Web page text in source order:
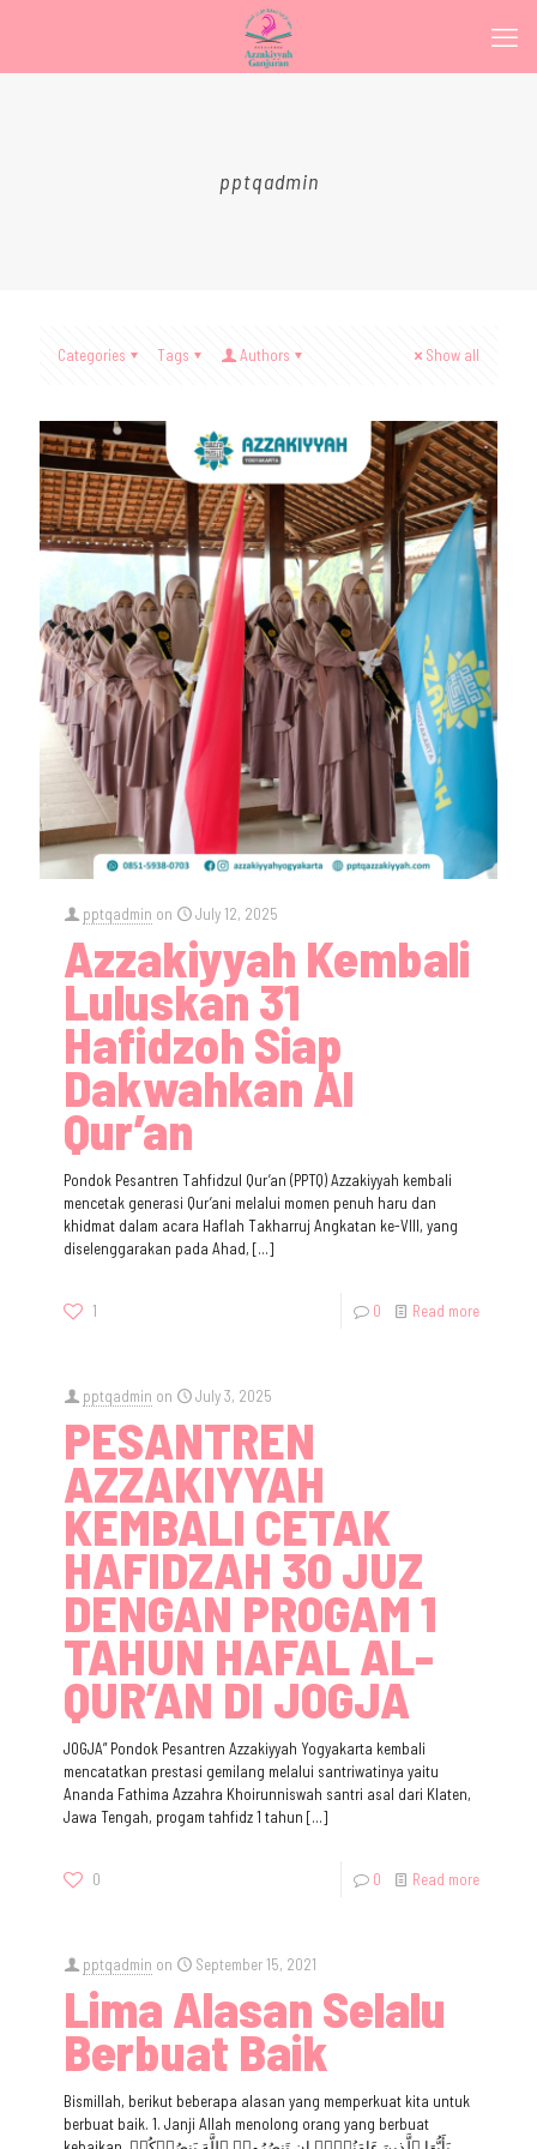
pptqadmin
Categories Tags Authors Show all
pptqadmin on July 12, 2025
Azzakiyyah Kembali
Luluskan 31
Hafidzoh Siap
Dakwahkan Al
Qur’an
Pondok Pesantren Tahfidzul Qur’an (PPTQ) Azzakiyyah kembali
mencetak generasi Qur’ani melalui momen penuh haru dan
khidmat dalam acara Haflah Takharruj Angkatan ke-VIII, yang
diselenggarakan pada Ahad, […]
1 0 Read more
pptqadmin on July 3, 2025
PESANTREN
AZZAKIYYAH
KEMBALI CETAK
HAFIDZAH 30 JUZ
DENGAN PROGAM 1
TAHUN HAFAL AL-
QUR’AN DI JOGJA
JOGJA” Pondok Pesantren Azzakiyyah Yogyakarta kembali
mencatatkan prestasi gemilang melalui santriwatinya yaitu
Ananda Fathima Azzahra Khoirunniswah santri asal dari Klaten,
Jawa Tengah, progam tahfidz 1 tahun […]
0 0 Read more
pptqadmin on September 15, 2021
Lima Alasan Selalu
Berbuat Baik
Bismillah, berikut beberapa alasan yang memperkuat kita untuk
berbuat baik. 1. Janji Allah menolong orang yang berbuat